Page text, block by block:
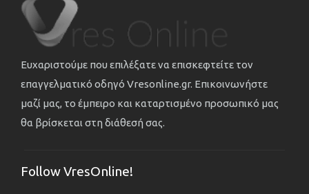
Ευχαριστούμε που επιλέξατε να επισκεφτείτε τον
επαγγελματικό οδηγό Vresonline.gr. Επικοινωνήστε
μαζί μας, το έμπειρο και καταρτισμένο προσωπικό μας
θα βρίσκεται στη διάθεσή σας.
Follow VresOnline!